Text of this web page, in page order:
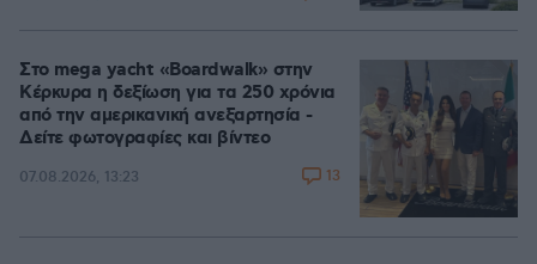
Στο mega yacht «Boardwalk» στην
Κέρκυρα η δεξίωση για τα 250 χρόνια
από την αμερικανική ανεξαρτησία -
Δείτε φωτογραφίες και βίντεο
07.08.2026, 13:23 13